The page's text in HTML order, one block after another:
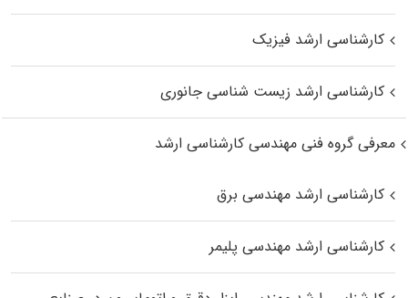
کارشناسی ارشد فیزیک
کارشناسی ارشد زیست‌ شناسی جانوری
معرفی گروه فنی مهندسی کارشناسی ارشد
کارشناسی ارشد مهندسی برق
کارشناسی ارشد مهندسی پلیمر